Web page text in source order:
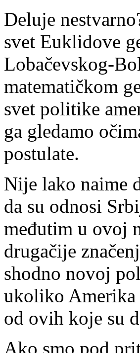
Deluje
svet Euklidove
Lobačevskog-
matematičkom
svet politike
ga gledamo
postulate.
Nije lako naime
da su odnosi
međutim u ovoj
drugačije
shodno novoj
ukoliko Amerika
od ovih koje su
Ako smo pod